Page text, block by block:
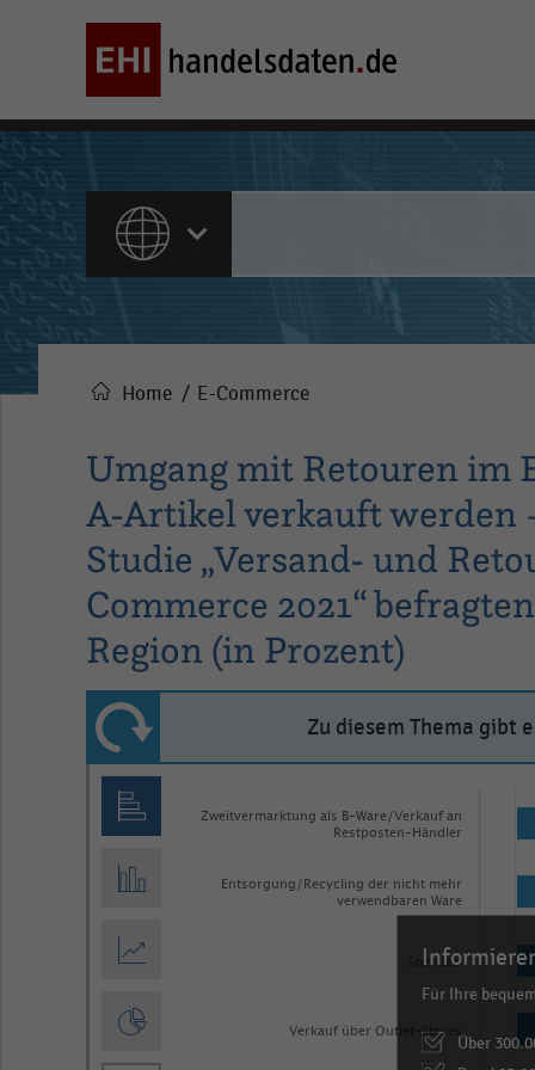
ALLE INHALTE
Pfadnavigation
Home E-Commerce
Umgang mit Retouren im
A-Artikel verkauft werden
Studie „Versand- und
Commerce 2021“
Region (in Prozent)
Zu diesem Thema gibt
chart
graphic.
Zweitvermarktung als B-Ware/Verkauf an
Restposten-Händler
Entsorgung/Recycling der nicht mehr
verwendbaren Ware
Spenden
Verkauf über Outlet-Stores
Für Ihre
Über